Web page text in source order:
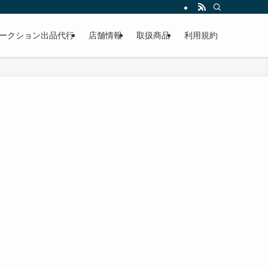
もこなしています。出張対応、代車完備、見積り無料です。気軽にお問い合
クション出品代行 店舗情報 取扱商品 利用規約